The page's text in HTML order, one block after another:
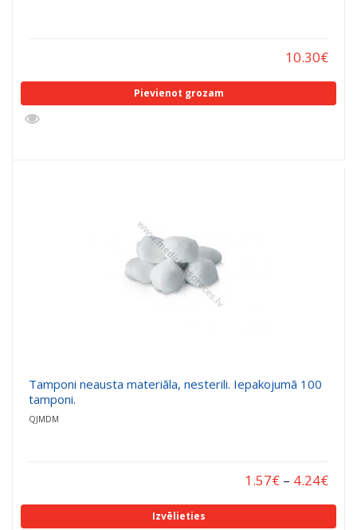
10.30€
Pievienot grozam
Tamponi neausta materiāla, nesterili. Iepakojumā 100
tamponi.
QJMDM
1.57€ – 4.24€
Izvēlieties